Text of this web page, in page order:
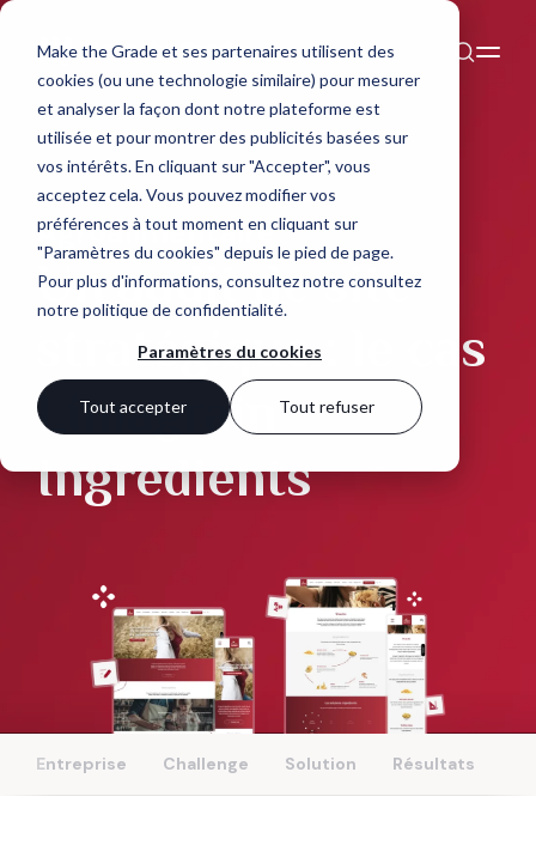
Make the Grade et ses partenaires utilisent des
cookies (ou une technologie similaire) pour mesurer
et analyser la façon dont notre plateforme est
utilisée et pour montrer des publicités basées sur
vos intérêts. En cliquant sur "Accepter", vous
acceptez cela. Vous pouvez modifier vos
préférences à tout moment en cliquant sur
"Paramètres du cookies" depuis le pied de page.
Pour plus d'informations, consultez notreconsultez
notre politique de confidentialité.
Paramètres du cookies
Tout accepter Tout refuser
Agroalimentaire
Un audit de site
stratégique : le cas
Limagrain
Ingredients
Entreprise Challenge Solution Résultats